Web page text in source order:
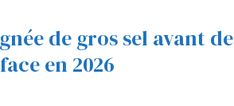
de gros sel avant de
en 2026